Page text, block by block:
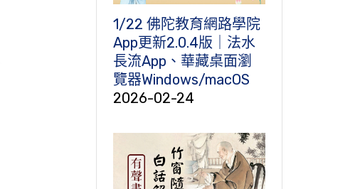
1/22 佛陀教育網路學院
App更新2.0.4版｜法水
長流App、華藏桌面瀏
覽器Windows/macOS
2026-02-24